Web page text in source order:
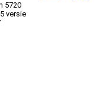
5720
versie